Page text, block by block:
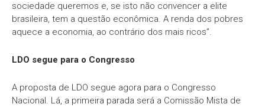
sociedade queremos e, se isto não convencer a elite
brasileira, tem a questão econômica. A renda dos pobres
aquece a economia, ao contrário dos mais ricos”.
LDO segue para o Congresso
A proposta de LDO segue agora para o Congresso
Nacional. Lá, a primeira parada será a Comissão Mista de